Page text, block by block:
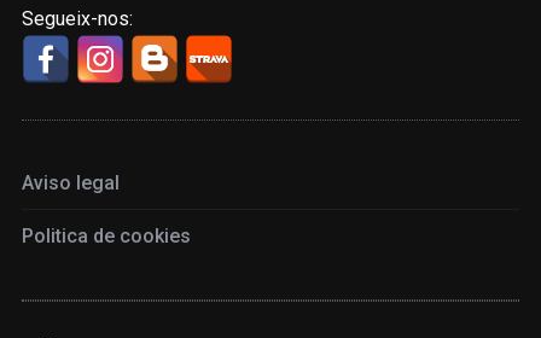
Segueix-nos:
Aviso legal
Politica de cookies